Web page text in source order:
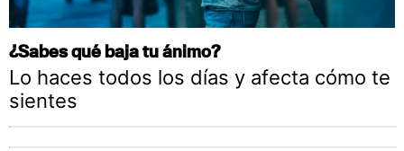
¿Sabes qué baja tu ánimo?
Lo haces todos los días y afecta cómo te
sientes